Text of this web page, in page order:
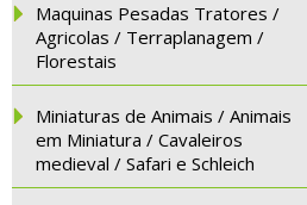
Maquinas Pesadas Tratores /
Agricolas / Terraplanagem /
Florestais
Miniaturas de Animais / Animais
em Miniatura / Cavaleiros
medieval / Safari e Schleich